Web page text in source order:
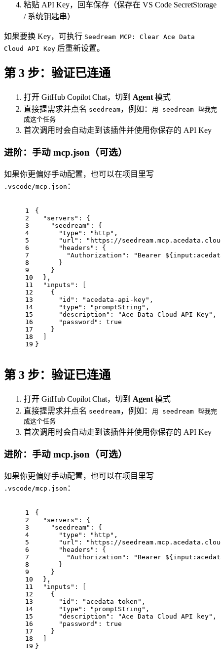
粘贴 API Key，回车保存（保存在 VS Code SecretStorage
/ 系统钥匙串）
如果要换 Key，可执行 Seedream MCP: Clear Ace Data
Cloud API Key 后重新设置。
第 3 步：验证已连通
打开 GitHub Copilot Chat，切到 Agent 模式
直接提需求并点名 seedream，例如：
用 seedream 帮我完
成这个任务
首次调用时会自动走到该插件并使用你保存的 API Key
进阶：手动 mcp.json（可选）
如果你更偏好手动配置，也可以在项目里写
.vscode/mcp.json ：
1
2
3
4
5
6
7
8
9
10
11
12
13
14
15
16
17
18
19
{
"servers" : {
"seedream" : {
"type" : "http" ,
"url" :
"https://
"headers" : {
"Authorization" :
"Bearer
      }
    }
  },
"inputs" : [
    {
"id" : "acedata-api-key" ,
"type" : "promptString" ,
"description" : "Ace Data Cloud API Key" ,
"password" : true
    }
  ]
}
第 3 步：验证已连通
打开 GitHub Copilot Chat，切到 Agent 模式
直接提需求并点名 seedream，例如：
用 seedream 帮我完
成这个任务
首次调用时会自动走到该插件并使用你保存的 API Key
进阶：手动 mcp.json（可选）
如果你更偏好手动配置，也可以在项目里写
.vscode/mcp.json ：
1
2
3
4
5
6
7
8
9
10
11
12
13
14
15
16
17
18
19
{
"servers" : {
"seedream" : {
"type" : "http" ,
"url" :
"https://
"headers" : {
"Authorization" :
"Bearer
      }
    }
  },
"inputs" : [
    {
"id" : "acedata-token" ,
"type" : "promptString" ,
"description" : "Ace Data Cloud API key" ,
"password" : true
    }
}